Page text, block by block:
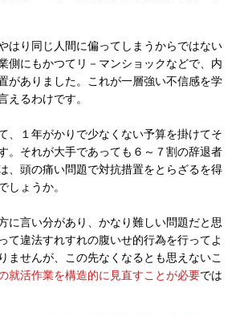
はり同じ人間に偏ってしまうからではない
側にもかつてリ－マンショックなどで、内
がありました。これが一層強い不信感を学
えるわけです。
、１年がかりで少なくない予算を掛けてそ
。それが大手であっても６～７割の辞退者
、頭の痛い問題で対抗措置をとらざるを得
しょうか。
に言い分があり、かなり難しい問題だと思
て違法すれすれの腹いせ的行為を行ってよ
ませんが、この先なくなるとも思えないこ
就活作業を構造的に見直すことが必要では